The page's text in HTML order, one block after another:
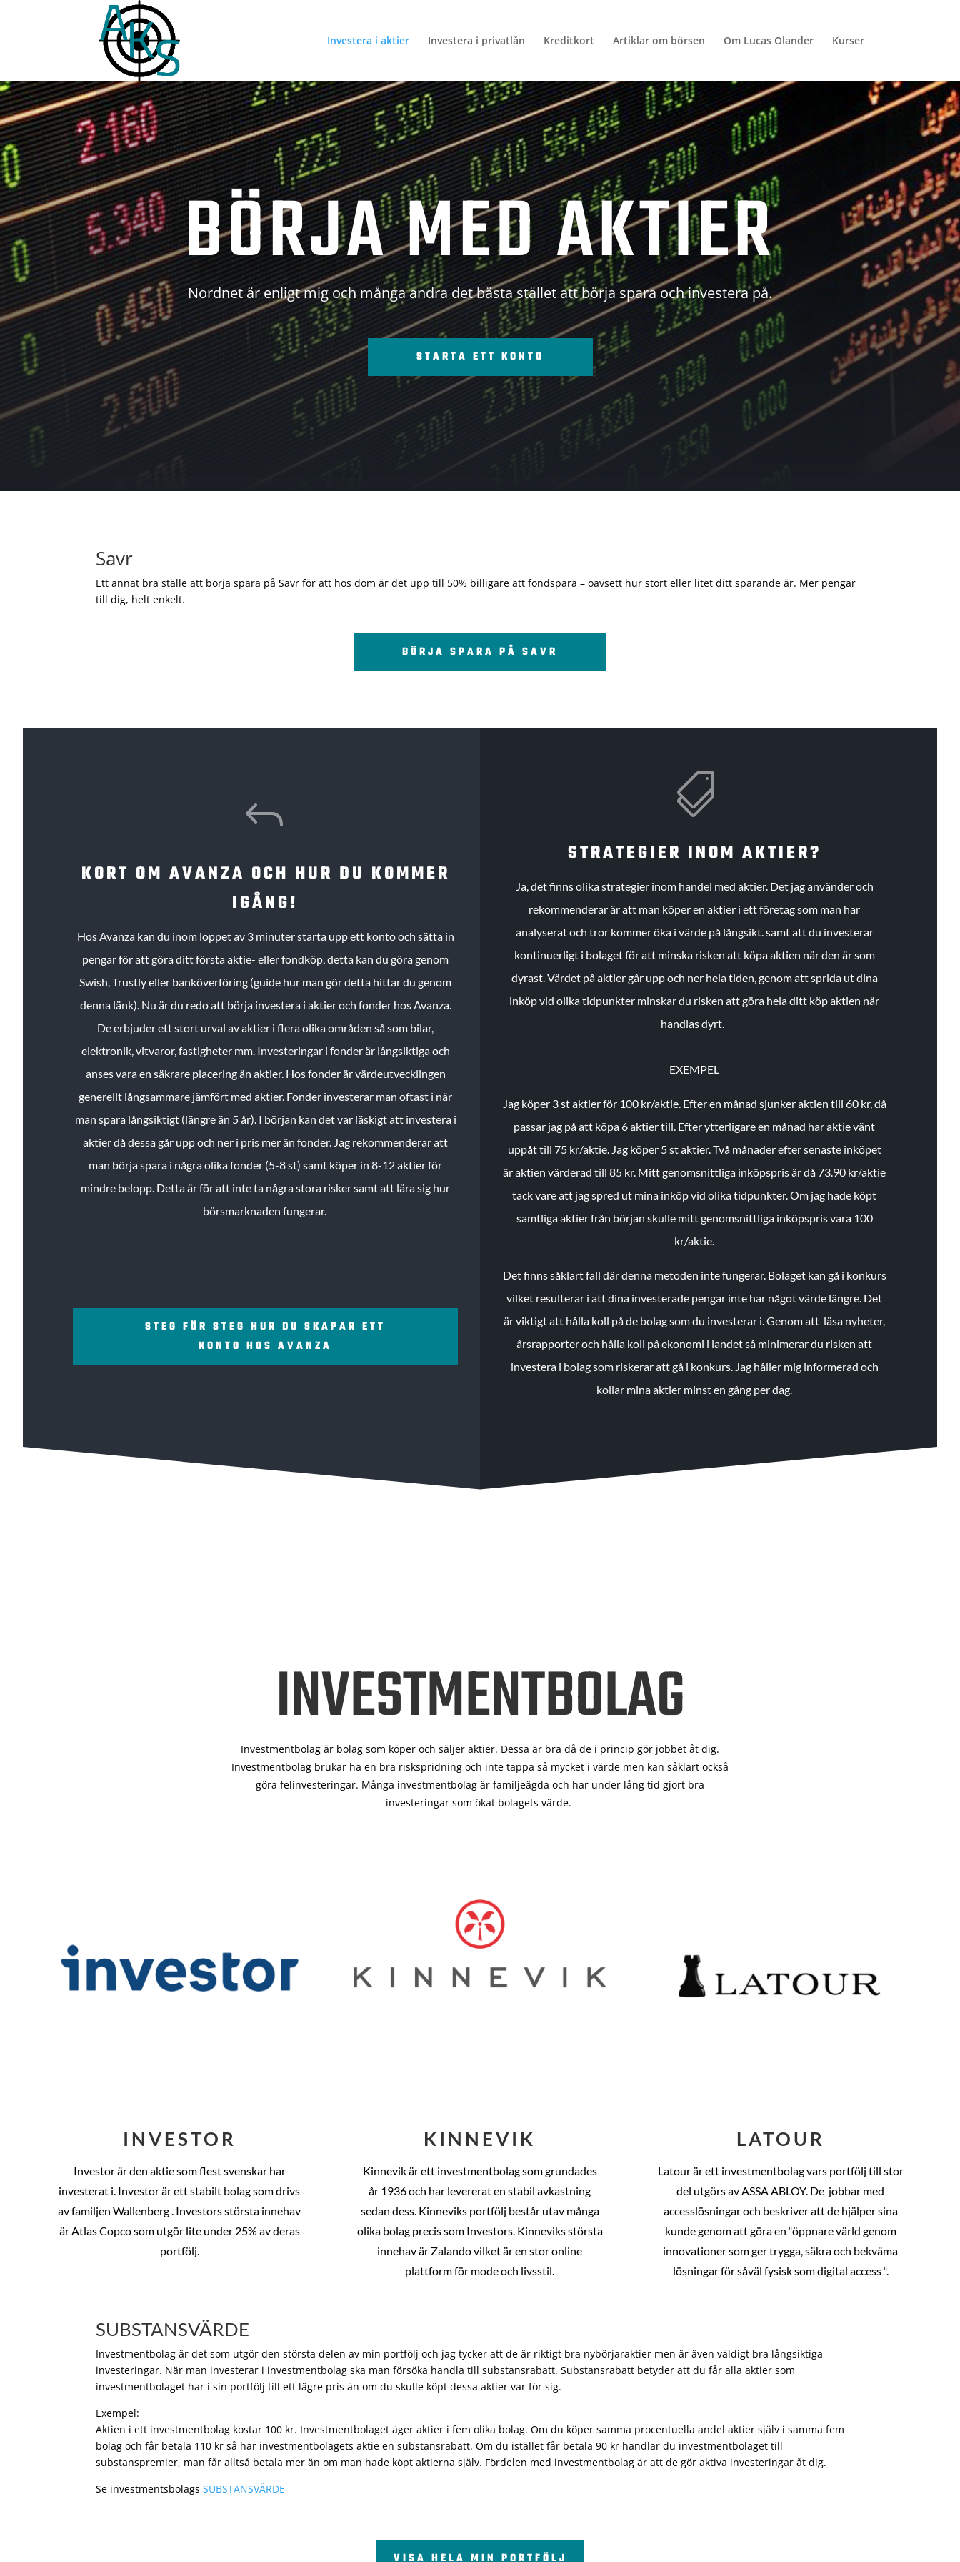
Investera i aktier Investera i privatlån Kreditkort Artiklar om börsen Om Lucas Olander Kurser
BÖRJA MED AKTIER
Nordnet är enligt mig och många andra det bästa stället att börja spara och investera på.
STARTA ETT KONTO
Savr
Ett annat bra ställe att börja spara på Savr för att hos dom är det upp till 50% billigare att fondspara – oavsett hur stort eller litet ditt sparande är. Mer pengar
till dig, helt enkelt.
BÖRJA SPARA PÅ SAVR
J
KORT OM AVANZA OCH HUR DU KOMMER
IGÅNG!
Hos Avanza kan du inom loppet av 3 minuter starta upp ett konto och sätta in
pengar för att göra ditt första aktie- eller fondköp, detta kan du göra genom
Swish, Trustly eller banköverföring (guide hur man gör detta hittar du genom
denna länk). Nu är du redo att börja investera i aktier och fonder hos Avanza.
De erbjuder ett stort urval av aktier i flera olika områden så som bilar,
elektronik, vitvaror, fastigheter mm. Investeringar i fonder är långsiktiga och
anses vara en säkrare placering än aktier. Hos fonder är värdeutvecklingen
generellt långsammare jämfört med aktier. Fonder investerar man oftast i när
man spara långsiktigt (längre än 5 år). I början kan det var läskigt att investera i
aktier då dessa går upp och ner i pris mer än fonder. Jag rekommenderar att
man börja spara i några olika fonder (5-8 st) samt köper in 8-12 aktier för
mindre belopp. Detta är för att inte ta några stora risker samt att lära sig hur
börsmarknaden fungerar.
STEG FÖR STEG HUR DU SKAPAR ETT
KONTO HOS AVANZA

STRATEGIER INOM AKTIER?
Ja, det finns olika strategier inom handel med aktier. Det jag använder och
rekommenderar är att man köper en aktier i ett företag som man har
analyserat och tror kommer öka i värde på långsikt. samt att du investerar
kontinuerligt i bolaget för att minska risken att köpa aktien när den är som
dyrast. Värdet på aktier går upp och ner hela tiden, genom att sprida ut dina
inköp vid olika tidpunkter minskar du risken att göra hela ditt köp aktien när
handlas dyrt.
EXEMPEL
Jag köper 3 st aktier för 100 kr/aktie. Efter en månad sjunker aktien till 60 kr, då
passar jag på att köpa 6 aktier till. Efter ytterligare en månad har aktie vänt
uppåt till 75 kr/aktie. Jag köper 5 st aktier.Två månader efter senaste inköpet
är aktien värderad till 85 kr. Mitt genomsnittliga inköpspris är då 73.90 kr/aktie
tack vare att jag spred ut mina inköp vid olika tidpunkter. Om jag hade köpt
samtliga aktier från början skulle mitt genomsnittliga inköpspris vara 100
kr/aktie.
Det finns såklart fall där denna metoden inte fungerar. Bolaget kan gå i konkurs
vilket resulterar i att dina investerade pengar inte har något värde längre. Det
är viktigt att hålla koll på de bolag som du investerar i. Genom att läsa nyheter,
årsrapporter och hålla koll på ekonomi i landet så minimerar du risken att
investera i bolag som riskerar att gå i konkurs. Jag håller mig informerad och
kollar mina aktier minst en gång per dag.
INVESTMENTBOLAG
Investmentbolag är bolag som köper och säljer aktier. Dessa är bra då de i princip gör jobbet åt dig.
Investmentbolag brukar ha en bra riskspridning och inte tappa så mycket i värde men kan såklart också
göra felinvesteringar. Många investmentbolag är familjeägda och har under lång tid gjort bra
investeringar som ökat bolagets värde.
INVESTOR
Investor är den aktie som flest svenskar har
investerat i. Investor är ett stabilt bolag som drivs
av familjen Wallenberg . Investors största innehav
är Atlas Copco som utgör lite under 25% av deras
portfölj.
KINNEVIK
Kinnevik är ett investmentbolag som grundades
år 1936 och har levererat en stabil avkastning
sedan dess. Kinneviks portfölj består utav många
olika bolag precis som Investors. Kinneviks största
innehav är Zalando vilket är en stor online
plattform för mode och livsstil.
LATOUR
Latour är ett investmentbolag vars portfölj till stor
del utgörs av ASSA ABLOY. De jobbar med
accesslösningar och beskriver att de hjälper sina
kunde genom att göra en “öppnare värld genom
innovationer som ger trygga, säkra och bekväma
lösningar för såväl fysisk som digital access “.
SUBSTANSVÄRDE
Investmentbolag är det som utgör den största delen av min portfölj och jag tycker att de är riktigt bra nybörjaraktier men är även väldigt bra långsiktiga
investeringar. När man investerar i investmentbolag ska man försöka handla till substansrabatt. Substansrabatt betyder att du får alla aktier som
investmentbolaget har i sin portfölj till ett lägre pris än om du skulle köpt dessa aktier var för sig.
Exempel:
Aktien i ett investmentbolag kostar 100 kr. Investmentbolaget äger aktier i fem olika bolag. Om du köper samma procentuella andel aktier själv i samma fem
bolag och får betala 110 kr så har investmentbolagets aktie en substansrabatt. Om du istället får betala 90 kr handlar du investmentbolaget till
substanspremier, man får alltså betala mer än om man hade köpt aktierna själv. Fördelen med investmentbolag är att de gör aktiva investeringar åt dig.
Se investmentsbolagsSUBSTANSVÄRDE
VISA HELA MIN PORTFÖLJ